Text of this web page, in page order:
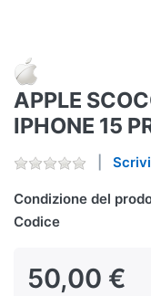
APPLE
IPHONE 15
Condizione del
Codice
50,00 €